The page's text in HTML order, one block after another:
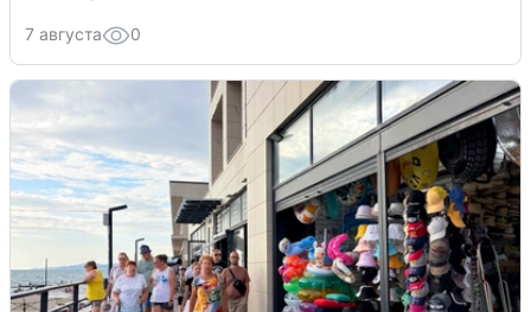
7 августа 0